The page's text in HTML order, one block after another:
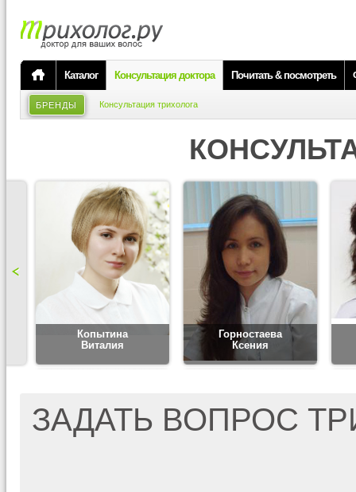
Каталог Консультация доктора Почитать & посмотреть
БРЕНДЫ Консультация трихолога
Копытина
Виталия
Горностаева
Ксения
ЗАДАТЬ ВОПРОС